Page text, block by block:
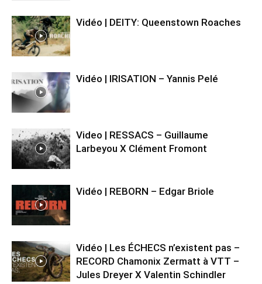
Vidéo | DEITY: Queenstown Roaches
Vidéo | IRISATION – Yannis Pelé
Video | RESSACS – Guillaume
Larbeyou X Clément Fromont
Vidéo | REBORN – Edgar Briole
Vidéo | Les ÉCHECS n’existent pas –
RECORD Chamonix Zermatt à VTT –
Jules Dreyer X Valentin Schindler